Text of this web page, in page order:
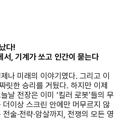
다!
서, 기계가 쏘고 인간이 묻는다
나 미래의 이야기였다. 그리고 이
릿한 승리를 거뒀다. 하지만 이제
날 전장은 이미 ‘킬러 로봇’들의 무
더이상 스크린 안에만 머무르지 않
술·전략·암살까지, 전쟁의 모든 영